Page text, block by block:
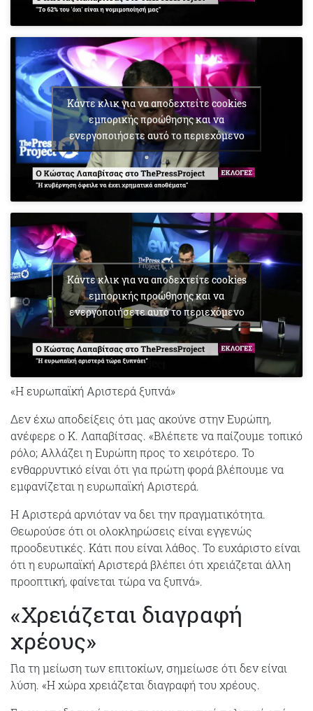
Κάντε κλικ για να αποδεχτείτε cookies
εμπορικής προώθησης και να
ενεργοποιήσετε αυτό το περιεχόμενο
Κάντε κλικ για να αποδεχτείτε cookies
εμπορικής προώθησης και να
ενεργοποιήσετε αυτό το περιεχόμενο
«Η ευρωπαϊκή Αριστερά ξυπνά»
Δεν έχω αποδείξεις ότι μας ακούνε στην Ευρώπη,
ανέφερε ο Κ. Λαπαβίτσας. «Βλέπετε να παίζουμε τοπικό
ρόλο; Αλλάζει η Ευρώπη προς το χειρότερο. Το
ενθαρρυντικό είναι ότι για πρώτη φορά βλέπουμε να
εμφανίζεται η ευρωπαϊκή Αριστερά.
Η Αριστερά αρνιόταν να δει την πραγματικότητα.
Θεωρούσε ότι οι ολοκληρώσεις είναι εγγενώς
προοδευτικές. Κάτι που είναι λάθος. Το ευχάριστο είναι
ότι η ευρωπαϊκή Αριστερά βλέπει ότι χρειάζεται άλλη
προοπτική, φαίνεται τώρα να ξυπνά».
«Χρειάζεται διαγραφή
χρέους»
Για τη μείωση των επιτοκίων, σημείωσε ότι δεν είναι
λύση. «Η χώρα χρειάζεται διαγραφή του χρέους.